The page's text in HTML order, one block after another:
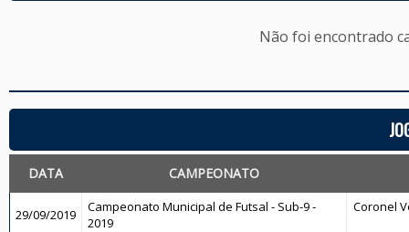
Não foi encontrado
DATA CAMPEONATO
29/09/2019
Campeonato Municipal de Futsal - Sub-9 -
2019
Coronel